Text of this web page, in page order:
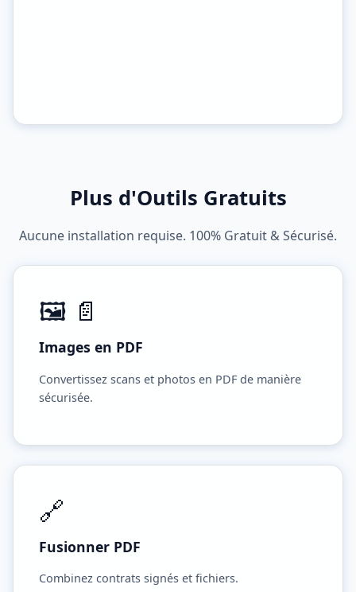
Plus d'Outils Gratuits
Aucune installation requise. 100% Gratuit & Sécurisé.
🖼️ 📄
Images en PDF
Convertissez scans et photos en PDF de manière
sécurisée.
🔗
Fusionner PDF
Combinez contrats signés et fichiers.